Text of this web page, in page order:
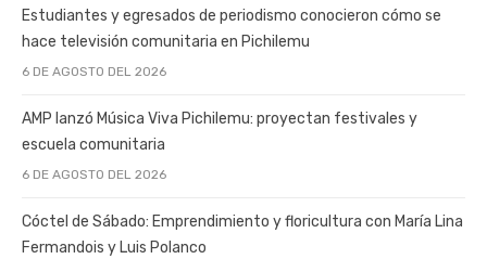
Estudiantes y egresados de periodismo conocieron cómo se
hace televisión comunitaria en Pichilemu
6 DE AGOSTO DEL 2026
AMP lanzó Música Viva Pichilemu: proyectan festivales y
escuela comunitaria
6 DE AGOSTO DEL 2026
Cóctel de Sábado: Emprendimiento y floricultura con María Lina
Fermandois y Luis Polanco